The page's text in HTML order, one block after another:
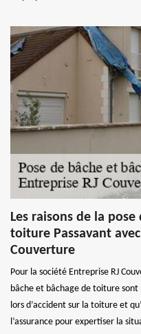
Les raisons de la
toiture Passavant
Couverture
Pour la société Entreprise RJ
bâche et bâchage de toiture
lors d’accident sur la toiture et
l’assurance pour expertiser la